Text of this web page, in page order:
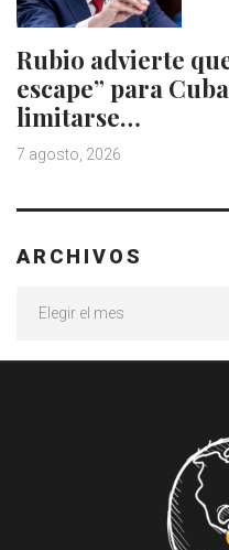
Rubio advierte
escape” para
limitarse…
7 agosto, 2026
ARCHIVOS